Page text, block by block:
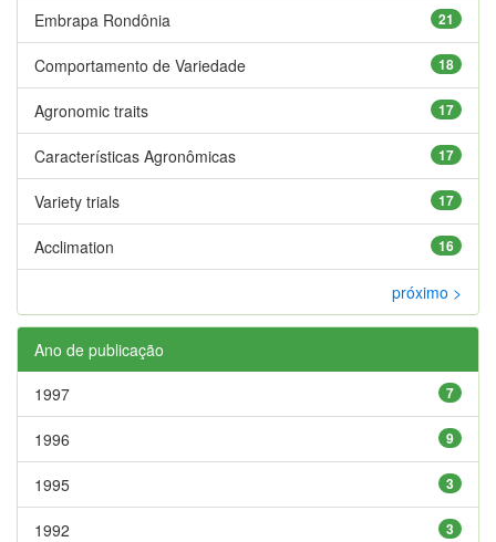
21
Embrapa Rondônia
18
Comportamento de Variedade
17
Agronomic traits
17
Características Agronômicas
17
Variety trials
16
Acclimation
próximo >
Ano de publicação
7
1997
9
1996
3
1995
3
1992